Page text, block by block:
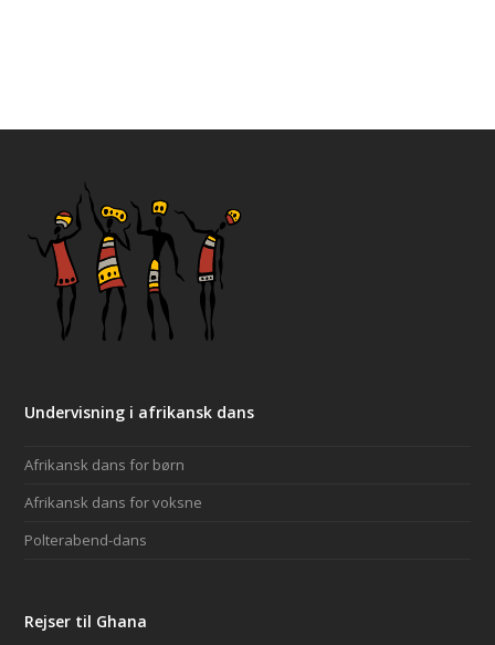
Undervisning i afrikansk dans
Afrikansk dans for børn
Afrikansk dans for voksne
Polterabend-dans
Rejser til Ghana